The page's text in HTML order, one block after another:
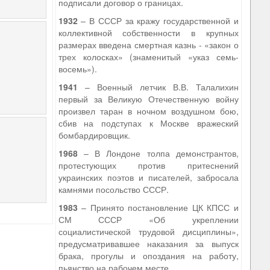
подписали договор о границах.
1932– В СССР за кражу государственной и
коллективной собственности в крупных
размерах введена смертная казнь - «закон о
трех колосках» (знаменитый «указ семь-
восемь»).
1941 – Военный летчик В.В. Талалихин
первый за Великую Отечественную войну
произвел таран в ночном воздушном бою,
сбив на подступах к Москве вражеский
бомбардировщик.
1968– В Лондоне толпа демонстрантов,
протестующих против притеснений
украинских поэтов и писателей, забросала
камнями посольство СССР.
1983 – Принято постановление ЦК КПСС и
СМ СССР «Об укреплении
социалистической трудовой дисциплины»,
предусматривавшее наказания за выпуск
брака, прогулы и опоздания на работу,
пьянство на рабочем месте.